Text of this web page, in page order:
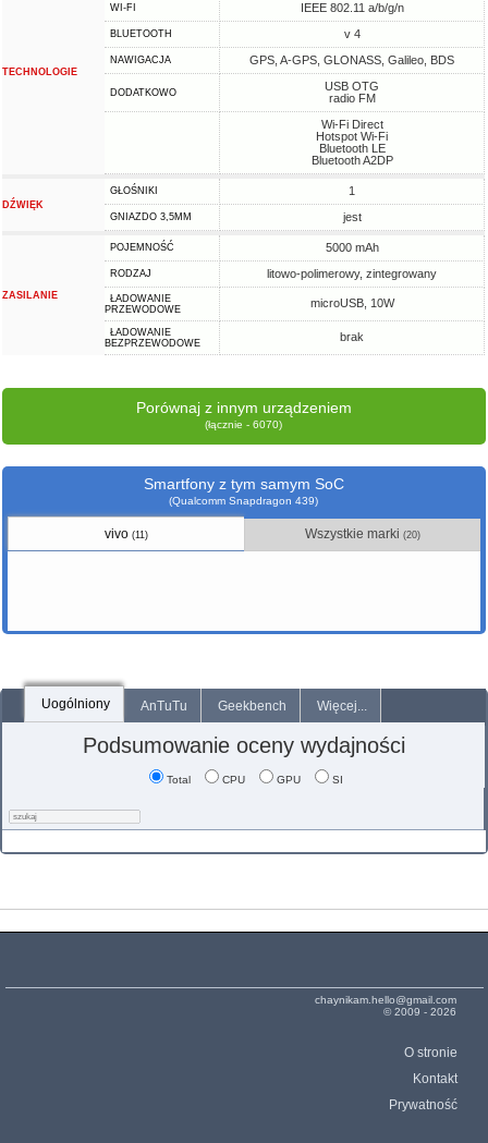
TECHNOLOGIE
WI-FI IEEE 802.11 a/b/g/n
BLUETOOTH v 4
NAWIGACJA GPS, A-GPS, GLONASS, Galileo, BDS
DODATKOWO
USB OTG
radio FM
Wi-Fi Direct
Hotspot Wi-Fi
Bluetooth LE
Bluetooth A2DP
DŹWIĘK
GŁOŚNIKI 1
GNIAZDO 3,5MM jest
ZASILANIE
POJEMNOŚĆ 5000 mAh
RODZAJ litowo-polimerowy, zintegrowany
ŁADOWANIE
PRZEWODOWE
microUSB, 10W
ŁADOWANIE
BEZPRZEWODOWE
brak
Porównaj z innym urządzeniem
(łącznie - 6070)
Smartfony z tym samym SoC
(Qualcomm Snapdragon 439)
vivo (11) Wszystkie marki (20)
Uogólniony AnTuTu Geekbench Więcej...
Podsumowanie oceny wydajności
Total CPU GPU SI
chaynikam.hello@gmail.com
© 2009 - 2026
O stronie
Kontakt
Prywatność